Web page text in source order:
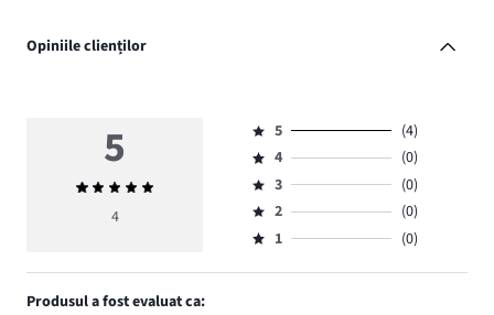
Opiniile clienților
5
Evaluarea
medie
4
Evaluare
5,
numărul
de
voturi
4.
5
(4)
Evaluare
4,
numărul
de
0.
4
(0)
Evaluare
3,
numărul
3
(0)
Evaluare
2,
2
(0)
Evaluare
1,
1 (0)
Produsul a fost evaluat ca: